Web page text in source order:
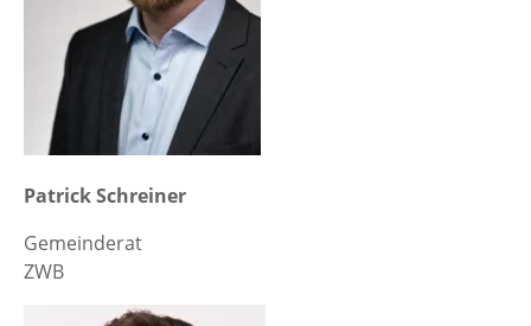
Patrick Schreiner
Gemeinderat
ZWB